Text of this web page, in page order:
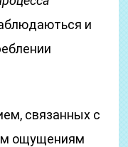
и
связанных с
ощущениям